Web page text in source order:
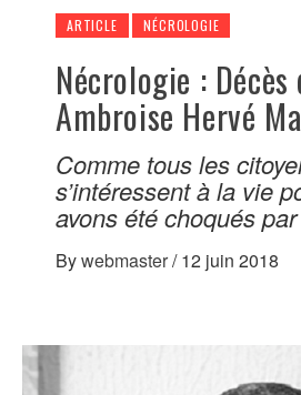
ARTICLE NÉCROLOGIE
Nécrologie :
Ambroise Hervé
Comme tous les
s’intéressent à la vie
avons été choqués par
Bywebmaster/ 12 juin 2018